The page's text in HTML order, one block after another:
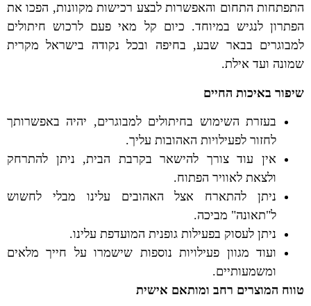
התפתחות התחום והאפשרות לבצע רכישות מקוונות, הפכו את
הפתרון לנגיש במיוחד. כיום קל מאי פעם לרכוש חיתולים
למבוגרים בבאר שבע, בחיפה ובכל נקודה בישראל מקרית
שמונה ועד אילת.
שיפור באיכות החיים
בעזרת השימוש בחיתולים למבוגרים, יהיה באפשרותך
לחזור לפעילויות האהובות עליך.
אין עוד צורך להישאר בקרבת הבית, ניתן להתרחק
ולצאת לאוויר הפתוח.
ניתן להתארח אצל האהובים עלינו מבלי לחשוש
ל"תאונה" מביכה.
ניתן לעסוק בפעילות גופנית המועדפת עלינו.
ועוד מגוון פעילויות נוספות שישמרו על חייך מלאים
ומשמעותיים.
טווח המוצרים רחב ומותאם אישית